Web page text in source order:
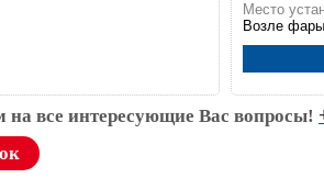
Место
Возле
на все интересующие Вас вопросы!